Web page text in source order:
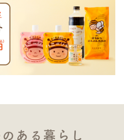
ある暮らし